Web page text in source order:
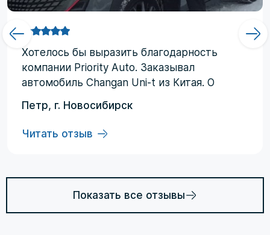
Хотелоcь бы выразить благодарность
компании Priority Аuto. Заказывал
автомобиль Changan Uni-t из Китая. О
компании узнал от друзей и коллег по
работе. Работал со мной менеджер
Евгений, логисты Ольга и Регина. В начале
доставки до Владивостока составил три
месяца (особенности логистики и оплаты).
Петр, г. Новосибирск
Читать отзыв
Показать все отзывы